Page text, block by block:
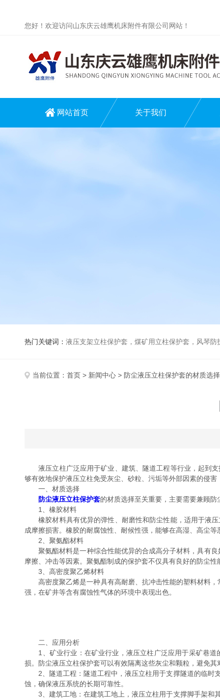
您好！欢迎访问山东庆云雄鹰机床附件有限公司网站！
网站首页 关于我们
热门关键词： 液压支架立柱保护套，煤矿用立柱保护套，风琴
当前位置： 首页 > 新闻中心 > 防尘液压立柱保护套的材质选
液压立柱广泛应用于矿业、建筑、隧道工程等行业，起到支
够有效地保护液压立柱免受灰尘、砂粒、污垢等外部因素的侵
一、材质选择
防尘液压立柱保护套的材质选择至关重要，主要需要兼顾
1、橡胶材料
橡胶材料具有优异的弹性、耐磨性和防尘性能，适用于液压
成摩擦损害。橡胶的耐腐蚀性、耐候性强，能够在高湿、高尘
2、聚氨酯材料
聚氨酯材料是一种综合性能优异的合成高分子材料，具有良
摩擦、冲击等因素。聚氨酯制成的保护套不仅具有良好的防尘
3、高密度聚乙烯材料
高密度聚乙烯是一种具有高耐磨、抗冲击性能的塑料材料，
强，在矿井等含有腐蚀性气体的环境中表现出色。
二、应用分析
1、矿业行业：在矿业行业，液压立柱广泛应用于采矿巷道
损。防尘液压立柱保护套可以有效隔离这些灰尘和颗粒，避免
2、隧道工程：隧道工程中，液压立柱用于支撑隧道的临时
蚀，确保液压系统的长期可靠性。
3、建筑工地：在建筑工地上，液压立柱用于支撑脚手架和